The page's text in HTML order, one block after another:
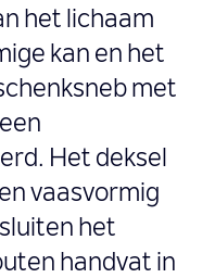
het lichaam
kan en het
met
Het deksel
vaasvormig
het
handvat in